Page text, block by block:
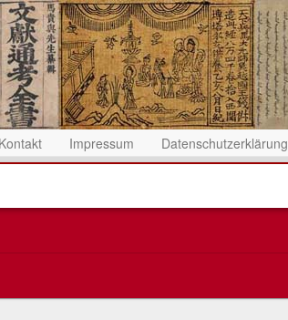
Kontakt Impressum Datenschutzerklärung